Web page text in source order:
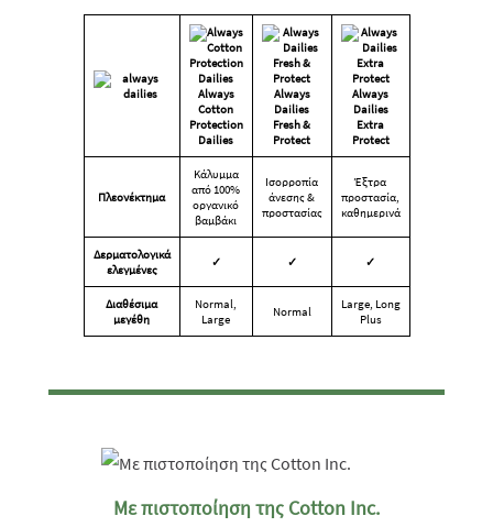
Always
Cotton
Protection
Dailies
Always
Dailies
Fresh &
Protect
Always
Dailies
Extra
Protect
Πλεονέκτημα
Κάλυμμα
από 100%
οργανικό
βαμβάκι
Ισορροπία
άνεσης &
προστασίας
Έξτρα
προστασία,
καθημερινά
Δερματολογικά
ελεγμένες
✓ ✓ ✓
Διαθέσιμα
μεγέθη
Normal,
Large
Normal
Large, Long
Plus
Με πιστοποίηση της Cotton Inc.